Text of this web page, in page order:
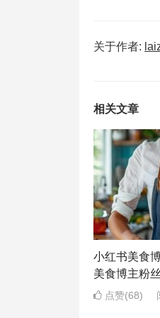
关于作者:
相关文章
小红书美食
美食博主粉
点赞(68)